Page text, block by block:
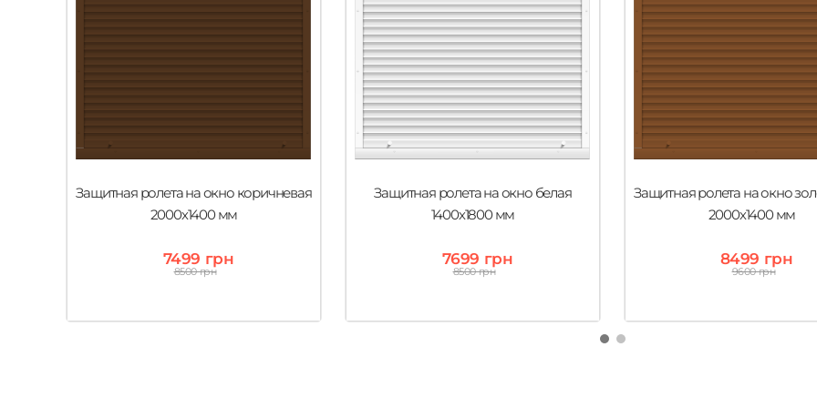
Защитная ролета на окно коричневая
2000х1400 мм
7499 грн
8500 грн
Защитная ролета на окно белая
1400х1800 мм
7699 грн
8500 грн
Защитная ролета на окно
2000х1400 мм
8499 грн
9600 грн